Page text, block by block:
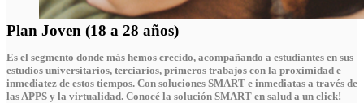
Plan Joven (18 a 28 años)
Es el segmento donde más hemos crecido, acompañando a estudiantes en sus
estudios universitarios, terciarios, primeros trabajos con la proximidad e
inmediatez de estos tiempos. Con soluciones SMART e inmediatas a través de
las APPS y la virtualidad. Conocé la solución SMART en salud a un click!